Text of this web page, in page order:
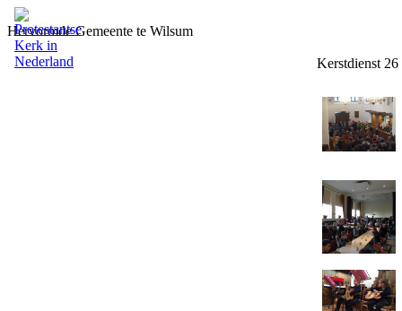
Hervormde Gemeente te Wilsum
Kerstdienst 26